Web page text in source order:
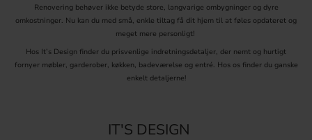
Renovering behøver ikke betyde store, langvarige ombygninger og dyre
omkostninger. Nu kan du med små, enkle tiltag få dit hjem til at føles opdateret og
meget mere personligt!
Hos It’s Design finder du prisvenlige indretningsdetaljer, der nemt og hurtigt
fornyer møbler, garderober, køkken, badeværelse og entré. Hos os finder du ganske
enkelt detaljerne!
IT'S DESIGN